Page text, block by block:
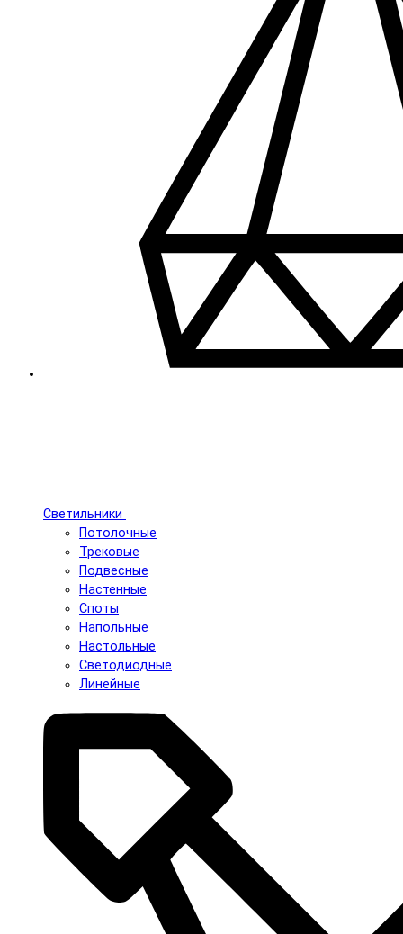
Светильники
Потолочные
Трековые
Подвесные
Настенные
Споты
Напольные
Настольные
Светодиодные
Линейные